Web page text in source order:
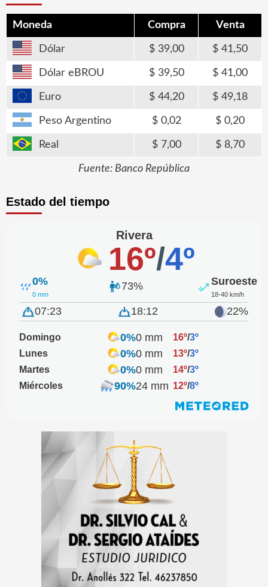
Moneda Compra Venta
Dólar 39,00 41,50
Dólar eBROU 39,50 41,00
Euro 44,20 49,18
Peso Argentino 0,02 0,20
Real 7,00 8,70
Fuente: Banco República
Estado del tiempo
Rivera
16º/4º
0%
0 mm
73% Suroeste
18-40 km/h
07:23 18:12 22%
Domingo 0%0 mm 16º/3º
Lunes
0%0 mm 13º/3º
Martes
0%0 mm 14º/3º
Miércoles
90%24 mm 12º/8º